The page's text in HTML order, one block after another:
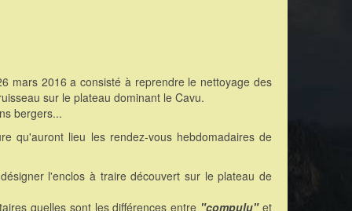
mars 2016 a consisté à reprendre le nettoyage des
sur le plateau dominant le Cavu.
bergers...
qu'auront lieu les rendez-vous hebdomadaires de
l'enclos à traire découvert sur le plateau de
quelles sont les différences entre "compulu"et